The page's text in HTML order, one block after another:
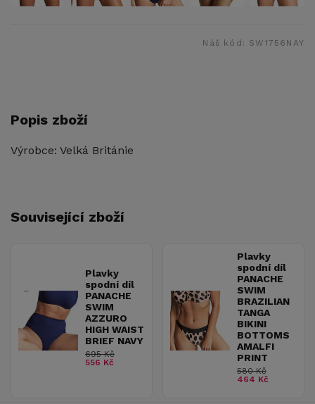
Náš kód: SW1756NAY
Popis zboží
Výrobce: Velká Británie
Související zboží
Plavky
spodní díl
PANACHE
SWIM
AZZURO
HIGH WAIST
BRIEF NAVY
695 Kč
556 Kč
Plavky
spodní díl
PANACHE
SWIM
BRAZILIAN
TANGA
BIKINI
BOTTOMS
AMALFI
PRINT
580 Kč
464 Kč